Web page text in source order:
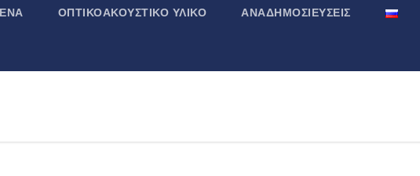
ΟΠΤΙΚΟΑΚΟΥΣΤΙΚΟ ΥΛΙΚΟ ΑΝΑΔΗΜΟΣΙΕΥΣΕΙΣ